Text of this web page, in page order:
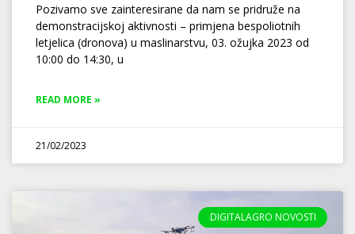
Pozivamo sve zainteresirane da nam se pridruže na
demonstracijskoj aktivnosti – primjena bespoliotnih
letjelica (dronova) u maslinarstvu, 03. ožujka 2023 od
10:00 do 14:30, u
READ MORE »
21/02/2023
DIGITALAGRO NOVOSTI